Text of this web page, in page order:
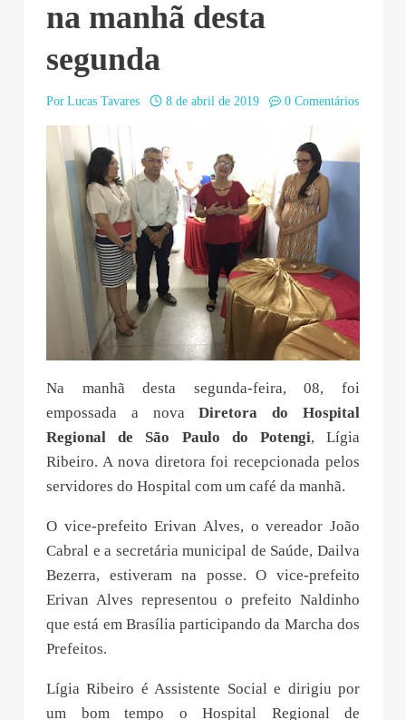
na manhã desta
segunda
Por Lucas Tavares 8 de abril de 2019 0 Comentários
Na manhã desta segunda-feira, 08, foi
empossada a novaDiretora do Hospital
Regional de São Paulo do Potengi, Lígia
Ribeiro. A nova diretora foi recepcionada pelos
servidores do Hospital com um café da manhã.
O vice-prefeito Erivan Alves, o vereador João
Cabral e a secretária municipal de Saúde, Dailva
Bezerra, estiveram na posse. O vice-prefeito
Erivan Alves representou o prefeito Naldinho
que está em Brasília participando da Marcha dos
Prefeitos.
Lígia Ribeiro é Assistente Social e dirigiu por
um bom tempo o Hospital Regional de